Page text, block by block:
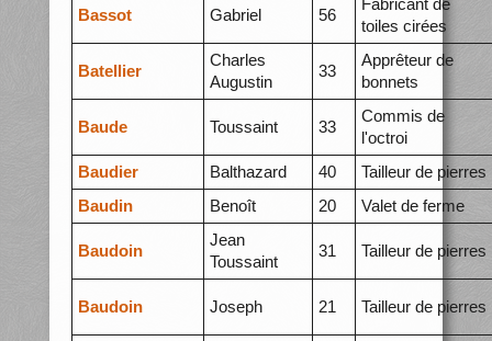
Bassot Gabriel 56
Fabricant de
toiles cirées
Batellier
Charles
Augustin
33
Apprêteur de
bonnets
Baude Toussaint 33
Commis de
l'octroi
Baudier
Balthazard 40
Tailleur de pierres
Baudin
Benoît 20 Valet de ferme
Baudoin
Jean
Toussaint
31 Tailleur de pierres
Baudoin Joseph 21 Tailleur de pierres